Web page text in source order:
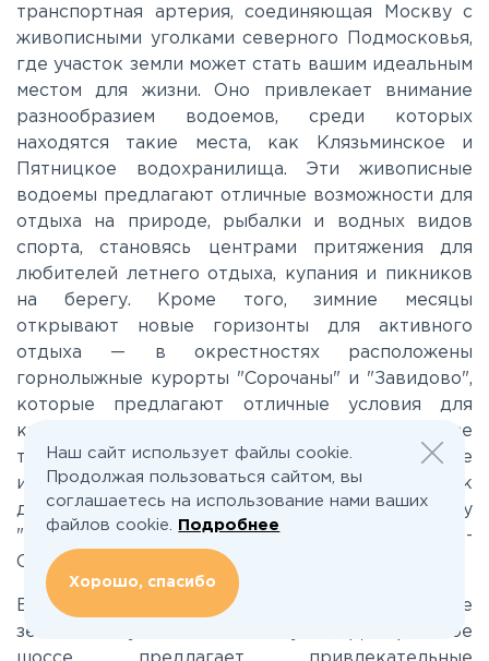
Каширское
Киевское
Ленинградское
Лихачевское
Минское
Можайское
Новорижское
Носовихинское
Пятницкое
транспортная артерия, соединяющая Москву с
живописными уголками северного Подмосковья,
где участок земли может стать вашим идеальным
местом для жизни. Оно привлекает внимание
разнообразием водоемов, среди которых
находятся такие места, как Клязьминское и
Пятницкое водохранилища. Эти живописные
водоемы предлагают отличные возможности для
отдыха на природе, рыбалки и водных видов
спорта, становясь центрами притяжения для
любителей летнего отдыха, купания и пикников
на берегу. Кроме того, зимние месяцы
открывают новые горизонты для активного
отдыха — в окрестностях расположены
горнолыжные курорты "Сорочаны" и "Завидово",
которые предлагают отличные условия для
катания на лыжах и сноубордах. Вдоль шоссе
также можно встретить интересные
исторические достопримечательности, такие как
древний кремль в Дмитрове, усадьбу
"Архангельское" в Клину и знаменитую Троице-
Сергиеву лавру в Сергиевом Посаде.
Если вы мечтаете о загородной жизни и ищете
земельный участок для покупки, Дмитровское
Наш сайт использует файлы cookie.
Продолжая пользоваться сайтом, вы
соглашаетесь на использование нами ваших
файлов cookie.
Подробнее
Хорошо, спасибо